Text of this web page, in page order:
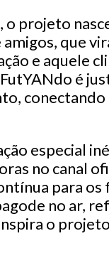
o projeto
que
e aquele
é
especial
no canal
para
no ar,
o